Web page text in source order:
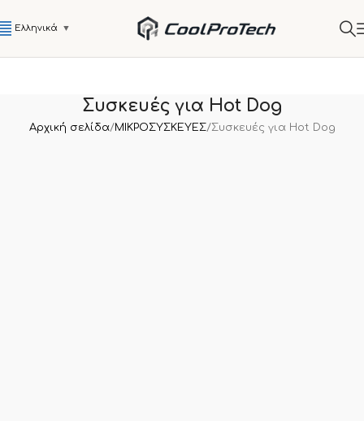
Ελληνικά ▼
Συσκευές για Hot Dog
Αρχική σελίδα ΜΙΚΡΟΣΥΣΚΕΥΕΣ Συσκευές για Hot Dog